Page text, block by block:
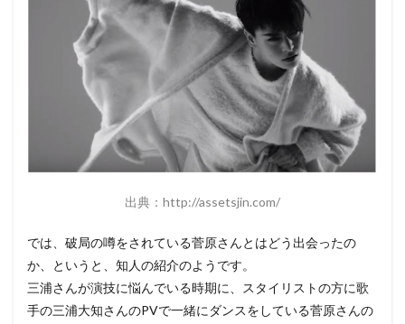
出典：http://assetsjin.com/
では、破局の噂をされている菅原さんとはどう出会ったの
か、というと、知人の紹介のようです。
三浦さんが演技に悩んでいる時期に、スタイリストの方に歌
手の三浦大知さんのPVで一緒にダンスをしている菅原さんの